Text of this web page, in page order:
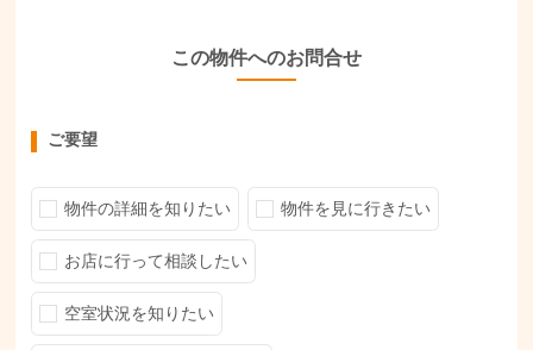
この物件へのお問合せ
ご要望
物件の詳細を知りたい 物件を見に行きたい
お店に行って相談したい
空室状況を知りたい